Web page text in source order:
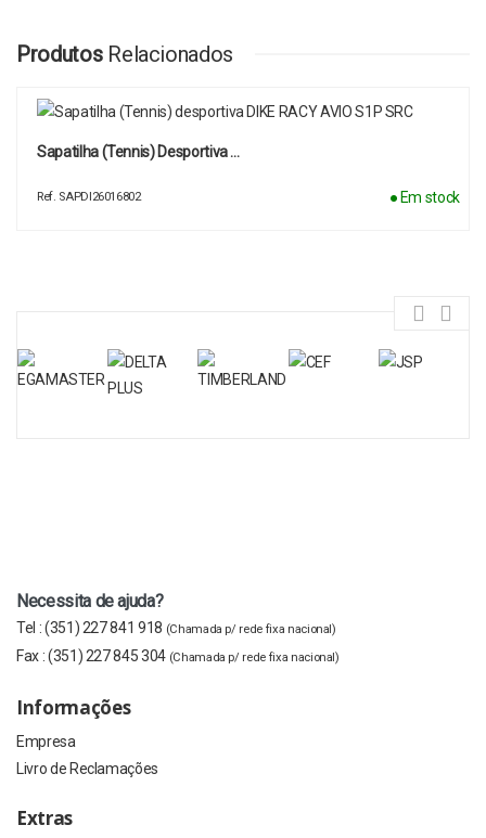
Produtos Relacionados
Sapatilha (Tennis) Desportiva …
Ref. SAPDI26016802 ● Em stock
Necessita de ajuda?
Tel :(351) 227 841 918 (Chamada p/ rede fixa nacional)
Fax :(351) 227 845 304 (Chamada p/ rede fixa nacional)
Informações
Empresa
Livro de Reclamações
Extras